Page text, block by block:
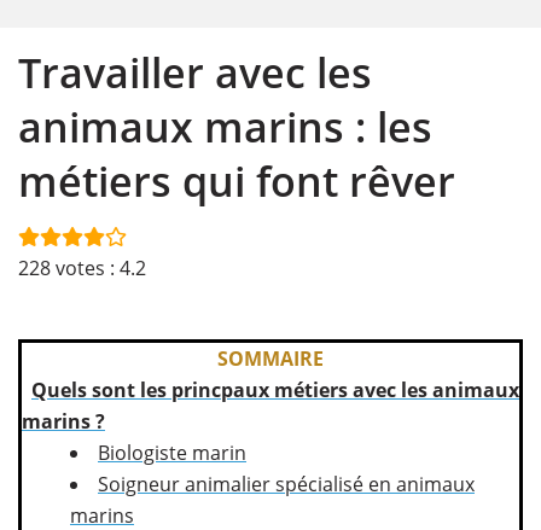
Travailler avec les
animaux marins : les
métiers qui font rêver
228votes : 4.2
SOMMAIRE
Quels sont les princpaux métiers avec les animaux
marins ?
Biologiste marin
Soigneur animalier spécialisé en animaux
marins